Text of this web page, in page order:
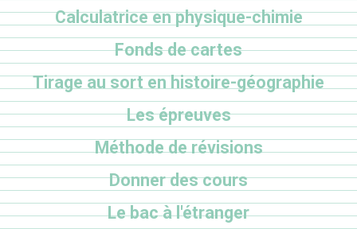
Calculatrice en physique-chimie
Fonds de cartes
Tirage au sort en histoire-géographie
Les épreuves
Méthode de révisions
Donner des cours
Le bac à l'étranger